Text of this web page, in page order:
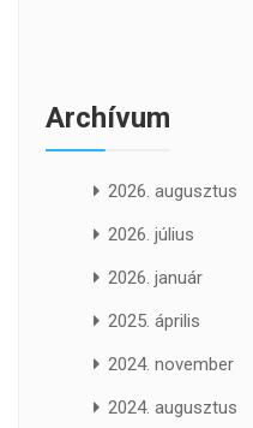
Archívum
2026. augusztus
2026. július
2026. január
2025. április
2024. november
2024. augusztus